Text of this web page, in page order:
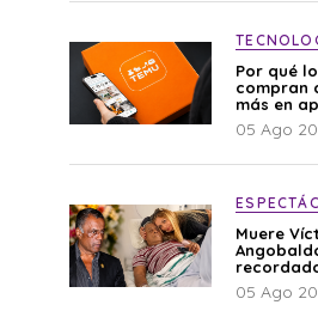
Por qué
compran
más en
05 Ago
Muere
de la
expareja
05 Ago